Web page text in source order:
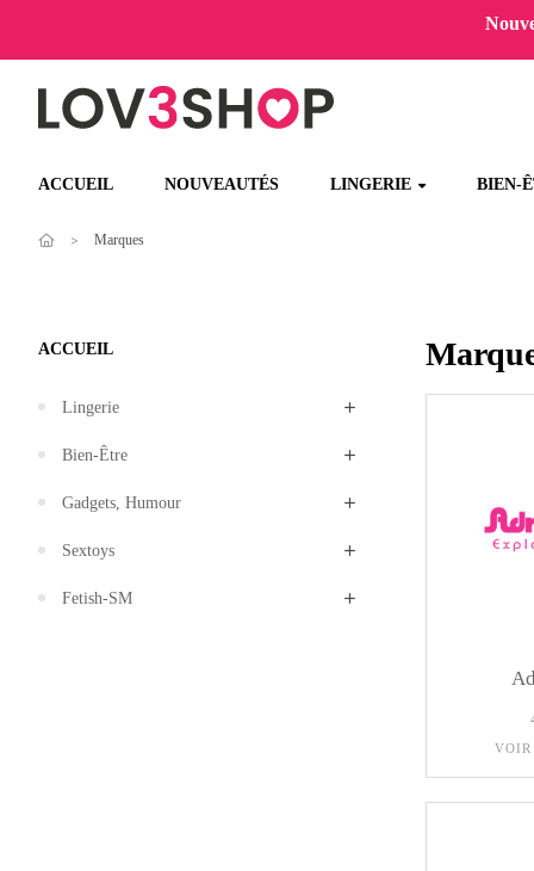
ACCUEIL NOUVEAUTÉS LINGERIE BIEN-
Marques
ACCUEIL
Lingerie
Bien-Être
Gadgets, Humour
Sextoys
Fetish-SM
VOIR